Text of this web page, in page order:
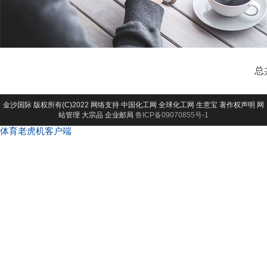
总
金沙国际 版权所有(C)2022 网络支持 中国化工网 全球化工网 生意宝 著作权声明 网
站管理 大宗品 企业邮局 鲁ICP备09070855号-1
体育老虎机客户端